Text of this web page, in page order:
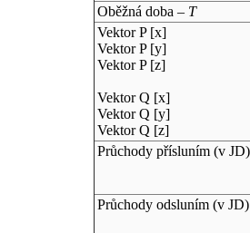
Oběžná doba – T
Vektor P [x]
Vektor P [y]
Vektor P [z]
Vektor Q [x]
Vektor Q [y]
Vektor Q [z]
Průchody přísluním (v JD)
Průchody odsluním (v JD)